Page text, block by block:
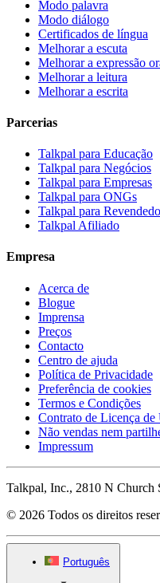
Modo palavra
Modo diálogo
Certificados de língua
Melhorar a escuta
Melhorar a expressão
Melhorar a leitura
Melhorar a escrita
Parcerias
Talkpal para Educação
Talkpal para Negócios
Talkpal para Empresas
Talkpal para ONGs
Talkpal para
Talkpal Afiliado
Empresa
Acerca de
Blogue
Imprensa
Preços
Contacto
Centro de ajuda
Política de Privacidade
Preferência de cookies
Termos e Condições
Contrato de Licença
Não vendas nem
Impressum
Talkpal, Inc., 2810 N Church
© 2026 Todos os direitos
Português